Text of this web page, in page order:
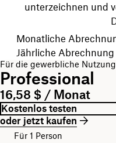
unterzeichnen und
IhrenMonatliche
Jährliche Abrechnung
Für die gewerbliche Nutzung
Professional
16,58 $ / Monat
Kostenlos testen
oder jetzt kaufen
Für 1 Person